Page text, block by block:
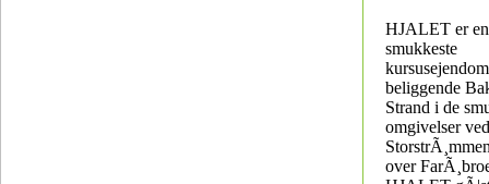
HJALET er
smukkeste
beliggende
Strand i de
omgivelser ved
over